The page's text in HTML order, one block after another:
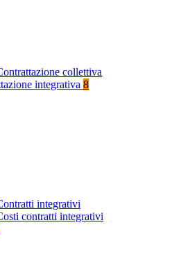
collettiva
integrativa 8
integrativi
contratti integrativi